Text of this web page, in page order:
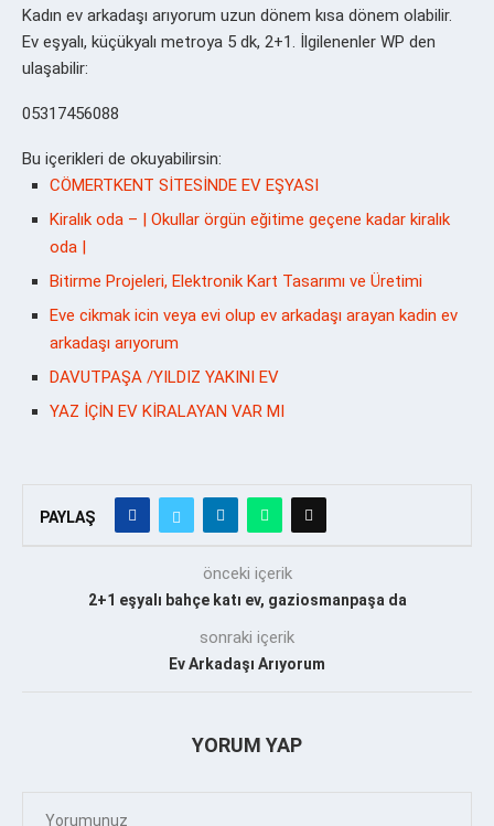
Kadın ev arkadaşı arıyorum uzun dönem kısa dönem olabilir.
Ev eşyalı, küçükyalı metroya 5 dk, 2+1. İlgilenenler WP den
ulaşabilir:
05317456088
Bu içerikleri de okuyabilirsin:
CÖMERTKENT SİTESİNDE EV EŞYASI
Kiralık oda – | Okullar örgün eğitime geçene kadar kiralık
oda |
Bitirme Projeleri, Elektronik Kart Tasarımı ve Üretimi
Eve cikmak icin veya evi olup ev arkadaşı arayan kadin ev
arkadaşı arıyorum
DAVUTPAŞA /YILDIZ YAKINI EV
YAZ İÇİN EV KİRALAYAN VAR MI
PAYLAŞ
önceki içerik
2+1 eşyalı bahçe katı ev, gaziosmanpaşa da
sonraki içerik
Ev Arkadaşı Arıyorum
YORUM YAP